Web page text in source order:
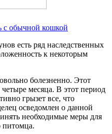
обычной кошкой
есть ряд наследственных
к некоторым
болезненно. Этот
месяца. В этот период
грызет все, что
осведомлен о данной
необходимые меры для
питомца.